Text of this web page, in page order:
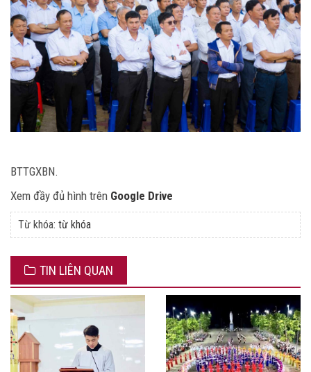
BTTGXBN.
Xem đầy đủ hình trên Google Drive
Từ khóa: từ khóa
TIN LIÊN QUAN